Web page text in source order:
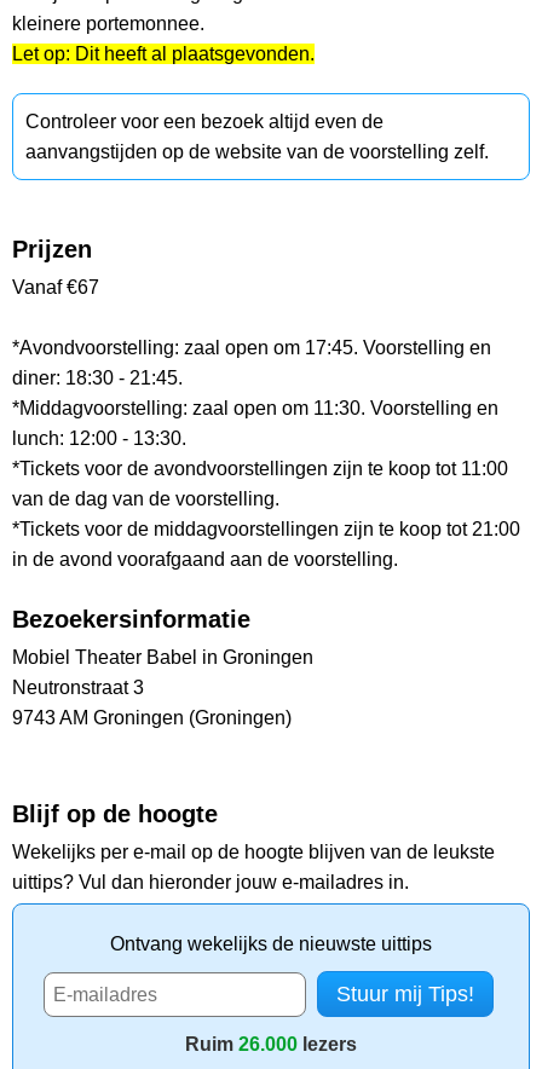
kleinere portemonnee.
Let op: Dit heeft al plaatsgevonden.
Controleer voor een bezoek altijd even de
aanvangstijden op de website van de voorstelling zelf.
Prijzen
Vanaf €67
*Avondvoorstelling: zaal open om 17:45. Voorstelling en
diner: 18:30 - 21:45.
*Middagvoorstelling: zaal open om 11:30. Voorstelling en
lunch: 12:00 - 13:30.
*Tickets voor de avondvoorstellingen zijn te koop tot 11:00
van de dag van de voorstelling.
*Tickets voor de middagvoorstellingen zijn te koop tot 21:00
in de avond voorafgaand aan de voorstelling.
Bezoekersinformatie
Mobiel Theater Babel in Groningen
Neutronstraat 3
9743 AM Groningen (Groningen)
Blijf op de hoogte
Wekelijks per e-mail op de hoogte blijven van de leukste
uittips? Vul dan hieronder jouw e-mailadres in.
Ontvang wekelijks de nieuwste uittips
Ruim 26.000 lezers